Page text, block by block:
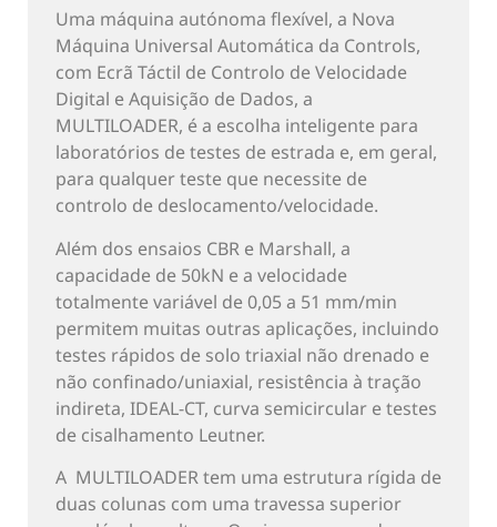
Uma máquina autónoma flexível, a Nova
Máquina Universal Automática da Controls,
com Ecrã Táctil de Controlo de Velocidade
Digital e Aquisição de Dados, a
MULTILOADER, é a escolha inteligente para
laboratórios de testes de estrada e, em geral,
para qualquer teste que necessite de
controlo de deslocamento/velocidade.
Além dos ensaios CBR e Marshall, a
capacidade de 50kN e a velocidade
totalmente variável de 0,05 a 51 mm/min
permitem muitas outras aplicações, incluindo
testes rápidos de solo triaxial não drenado e
não confinado/uniaxial, resistência à tração
indireta, IDEAL-CT, curva semicircular e testes
de cisalhamento Leutner.
A MULTILOADER tem uma estrutura rígida de
duas colunas com uma travessa superior